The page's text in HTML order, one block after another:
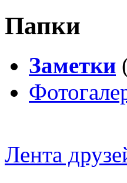
Папки
Заметки
Лента